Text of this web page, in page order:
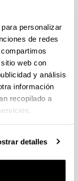
personalizar
de redes
web con
y análisis
información
recopilado a
detalles
psych de
riffs potentes,
influencias del
Además de su
Komodor en el